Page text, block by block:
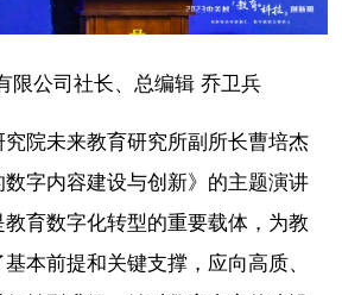
限公司社长、总编辑 乔卫兵
院未来教育研究所副所长曹培杰
字内容建设与创新》的主题演讲
育数字化转型的重要载体，为教
本前提和关键支撑，应向高质、